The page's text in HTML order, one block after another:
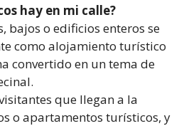
hay en mi calle?
bajos o edificios enteros se
como alojamiento turístico
convertido en un tema de
que llegan a la
o apartamentos turísticos, y